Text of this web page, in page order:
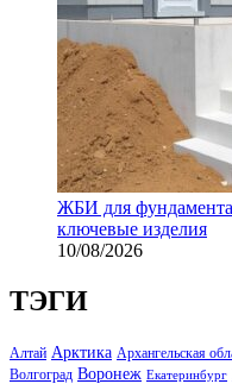
ЖБИ для фундамента
ключевые изделия
10/08/2026
ТЭГИ
Алтай Арктика Архангельская
Волгоград Воронеж Екатеринбург